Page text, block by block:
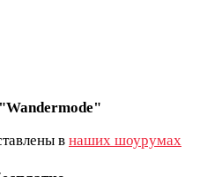
в наших шоурумах